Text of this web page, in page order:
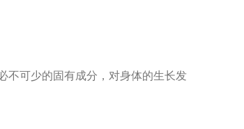
不可少的固有成分，对身体的生长发